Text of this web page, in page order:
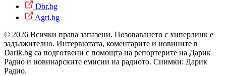
Dbr.bg
Agri.bg
© 2026 Всички права запазени. Позоваването с хиперлинк е
задължително. Интервютата, коментарите и новините в
Darik.bg са подготвени с помощта на репортерите на Дарик
Радио и новинарските емисии на радиото. Снимки: Дарик
Радио.